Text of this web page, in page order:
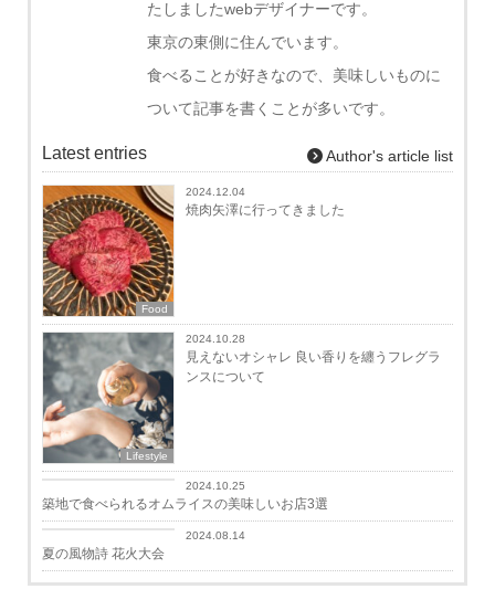
たしましたwebデザイナーです。
東京の東側に住んでいます。
食べることが好きなので、美味しいものに
ついて記事を書くことが多いです。
Latest entries Author's article list
Food
2024.12.04
焼肉矢澤に行ってきました
Lifestyle
2024.10.28
見えないオシャレ 良い香りを纏うフレグラ
ンスについて
Food
2024.10.25
築地で食べられるオムライスの美味しいお店3選
Lifestyle
2024.08.14
夏の風物詩 花火大会